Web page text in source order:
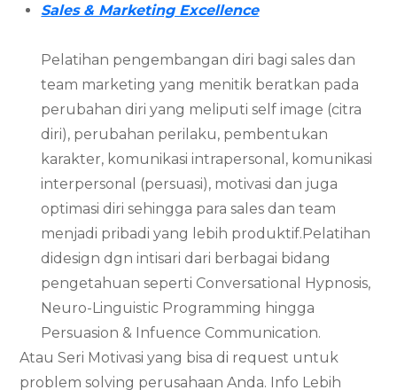
Sales & Marketing Excellence
Pelatihan pengembangan diri bagi sales dan
team marketing yang menitik beratkan pada
perubahan diri yang meliputi self image (citra
diri), perubahan perilaku, pembentukan
karakter, komunikasi intrapersonal, komunikasi
interpersonal (persuasi), motivasi dan juga
optimasi diri sehingga para sales dan team
menjadi pribadi yang lebih produktif.Pelatihan
didesign dgn intisari dari berbagai bidang
pengetahuan seperti Conversational Hypnosis,
Neuro-Linguistic Programming hingga
Persuasion & Infuence Communication.
Atau Seri Motivasi yang bisa di request untuk
problem solving perusahaan Anda. Info Lebih